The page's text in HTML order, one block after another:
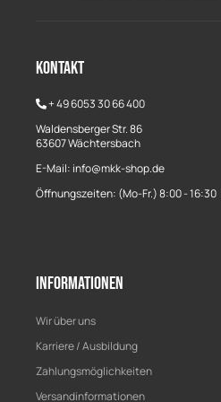
Kontakt
+49 6053 30 66 400
Waldensberger Str. 86
63607 Wächtersbach
E-Mail: info@mkk-shop.de
Öffnungszeiten: (Mo-Fr.) 8:00 - 16:30
Informationen
Wir über uns
Karriere / Ausbildung
Zahlungsmöglichkeiten
Versandinformationen